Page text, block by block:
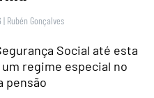
| Rubén Gonçalves
Social até esta
regime especial no
pensão